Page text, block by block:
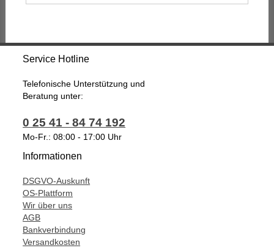
Service Hotline
Telefonische Unterstützung und
Beratung unter:
0 25 41 - 84 74 192
Mo-Fr.: 08:00 - 17:00 Uhr
Informationen
DSGVO-Auskunft
OS-Plattform
Wir über uns
AGB
Bankverbindung
Versandkosten